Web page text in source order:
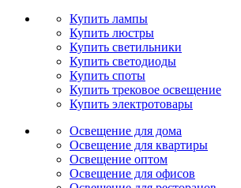
Купить лампы
Купить люстры
Купить светильники
Купить светодиоды
Купить споты
Купить трековое освещение
Купить электротовары
Освещение для дома
Освещение для квартиры
Освещение оптом
Освещение для офисов